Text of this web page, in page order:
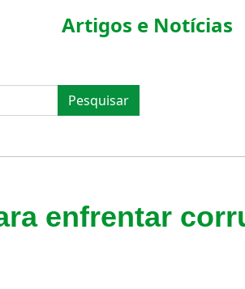
Pesquisar
Artigos e Notícias
enfrentar